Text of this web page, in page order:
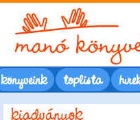
könyveink toplista